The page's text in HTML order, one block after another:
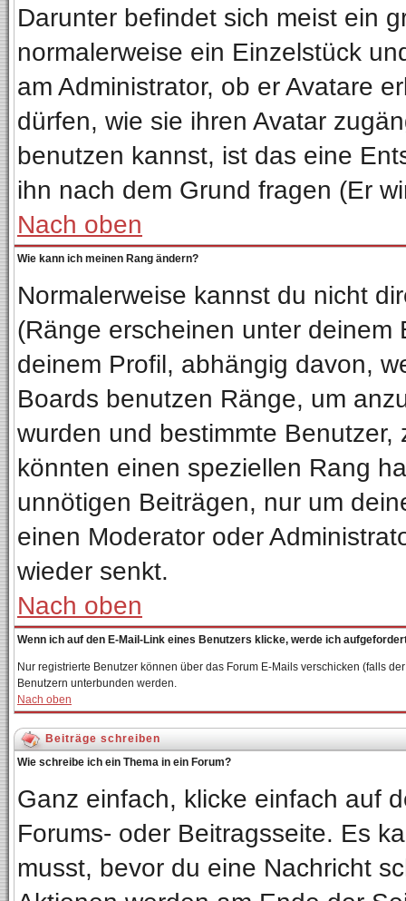
Darunter befindet sich meist ein
normalerweise ein Einzelstück
am Administrator, ob er Avatare
dürfen, wie sie ihren Avatar
benutzen kannst, ist das eine
ihn nach dem Grund fragen (Er
Nach oben
Wie kann ich meinen Rang ändern?
Normalerweise kannst du nicht
(Ränge erscheinen unter
deinem Profil, abhängig davon,
Boards benutzen Ränge, um
wurden und bestimmte
könnten einen speziellen Rang
unnötigen Beiträgen, nur um
einen Moderator oder
wieder senkt.
Nach oben
Wenn ich auf den E-Mail-Link eines Benutzers klicke, werde ich
Nur registrierte Benutzer können über das Forum E-Mails verschicken (falls
Benutzern unterbunden werden.
Nach oben
Beiträge schreiben
Wie schreibe ich ein Thema in ein Forum?
Ganz einfach, klicke einfach auf
Forums- oder Beitragsseite. Es
musst, bevor du eine Nachricht